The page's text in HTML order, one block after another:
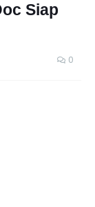
Siap
0